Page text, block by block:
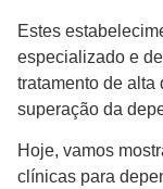
Estes
especializado e
tratamento de alta
superação da
Hoje, vamos
clínicas para